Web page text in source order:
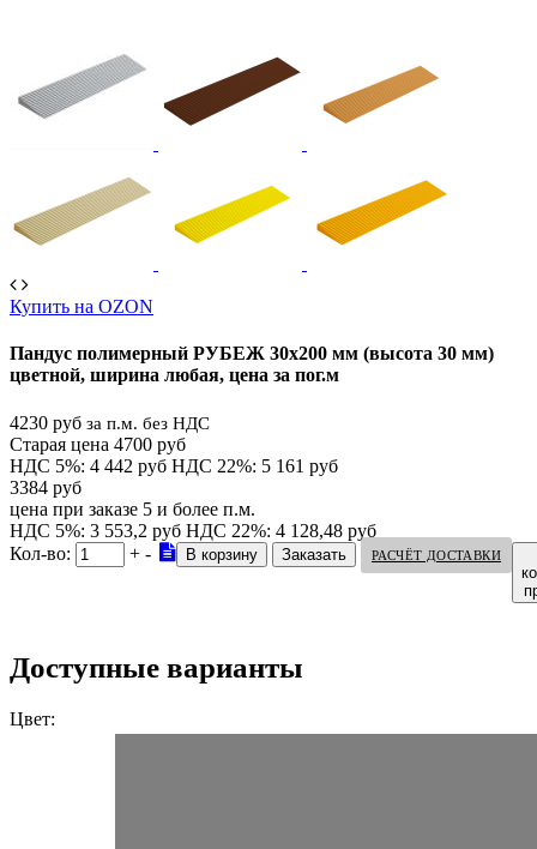
Купить на OZON
Пандус полимерный РУБЕЖ 30х200 мм (высота 30 мм)
цветной, ширина любая, цена за пог.м
4230 руб за п.м. без НДС
Старая цена 4700 руб
НДС 5%: 4 442 руб НДС 22%: 5 161 руб
3384 руб
цена при заказе 5 и более п.м.
НДС 5%: 3 553,2 руб НДС 22%: 4 128,48 руб
Кол-во:
+ - РАСЧЁТ ДОСТАВКИ
Доступные варианты
Цвет: